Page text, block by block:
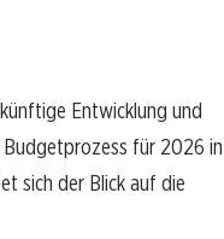
Entwicklung und
für 2026 in
sich der Blick auf die